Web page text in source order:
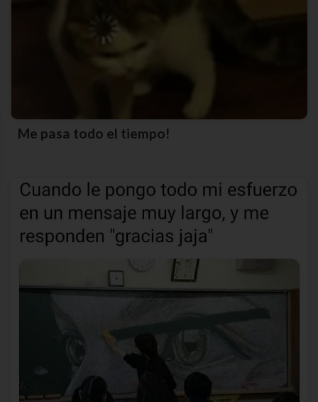
Me pasa todo el tiempo!